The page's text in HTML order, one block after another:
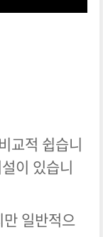
교적 쉽습니
이 있습니
일반적으